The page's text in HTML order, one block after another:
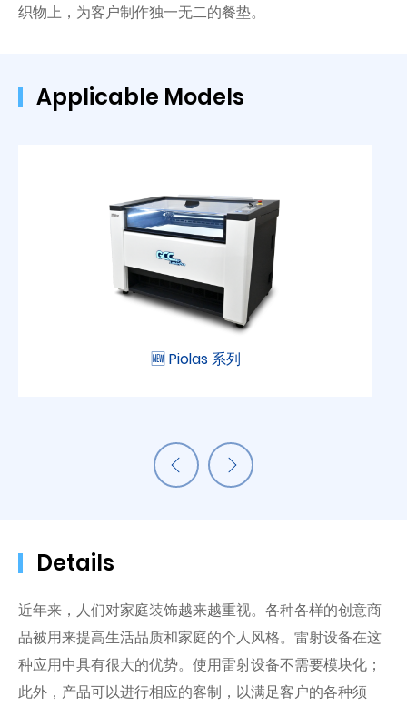
织物上，为客户制作独一无二的餐垫。
Applicable Models
🆕 Piolas 系列
Details
近年来，人们对家庭装饰越来越重视。各种各样的创意商
品被用来提高生活品质和家庭的个人风格。雷射设备在这
种应用中具有很大的优势。使用雷射设备不需要模块化；
此外，产品可以进行相应的客制，以满足客户的各种须